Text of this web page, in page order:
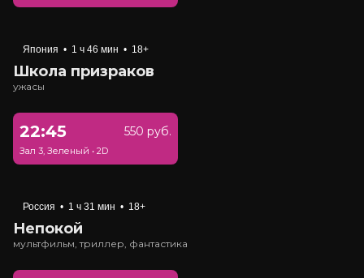
Япония • 1 ч 46 мин • 18+
Школа призраков
ужасы
22:45 550 руб.
Зал 3, Зеленый • 2D
Россия • 1 ч 31 мин • 18+
Непокой
мультфильм, триллер, фантастика